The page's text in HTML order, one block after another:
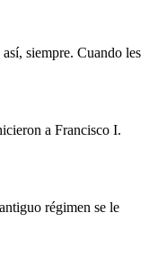
siempre. Cuando les
a Francisco I.
régimen se le